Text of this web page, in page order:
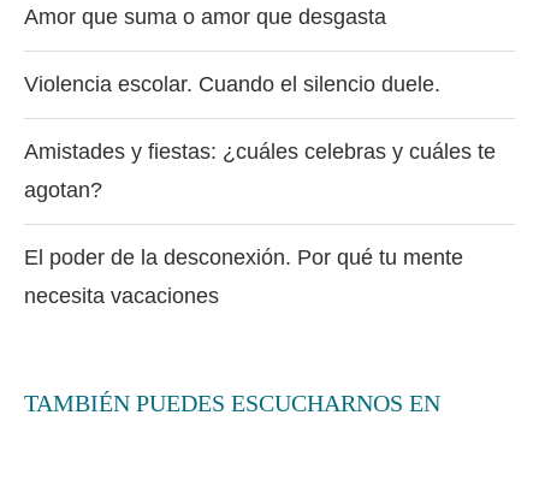
Amor que suma o amor que desgasta
Violencia escolar. Cuando el silencio duele.
Amistades y fiestas: ¿cuáles celebras y cuáles te
agotan?
El poder de la desconexión. Por qué tu mente
necesita vacaciones
TAMBIÉN PUEDES ESCUCHARNOS EN